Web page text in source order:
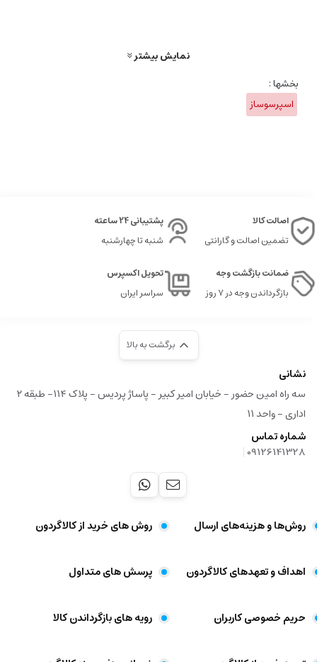
نمایش بیشتر
بخشها :
اسپرسوساز
اصالت کالا
تضمین اصالت و گارانتی
پشتیبانی 24 ساعته
شنبه تا چهارشنبه
ضمانت بازگشت وجه
بازگرداندن وجه در ۷ روز
تحویل اکسپرس
سراسر ایران
برگشت به بالا
نشانی
سه راه امین حضور - خیابان امیر کبیر - پاساژ پردیس - پلاک ۱۱۴- طبقه ۲
اداری - واحد ۱۱
شماره تماس
09126141328
|
روش‌ها و هزینه‌های ارسال روش های خرید از کالاگردون
اهداف و تعهد‌های کالاگردون پرسش های متداول
حریم خصوصی کاربران رویه های بازگرداندن کالا